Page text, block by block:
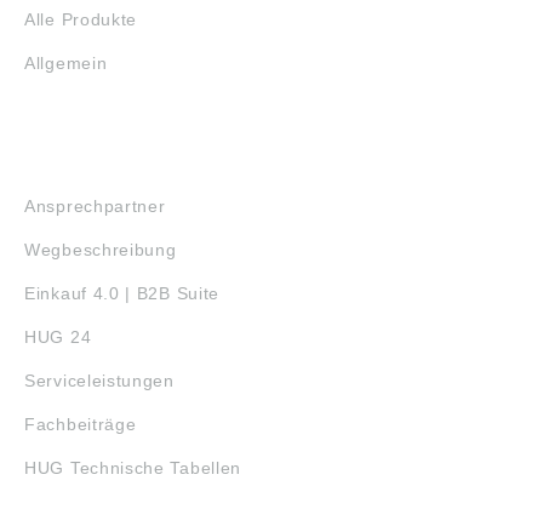
Alle Produkte
Allgemein
Ansprechpartner
Wegbeschreibung
Einkauf 4.0 | B2B Suite
HUG 24
Serviceleistungen
Fachbeiträge
HUG Technische Tabellen